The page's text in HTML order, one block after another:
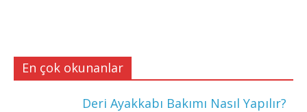
En çok okunanlar
Deri Ayakkabı Bakımı Nasıl Yapılır?